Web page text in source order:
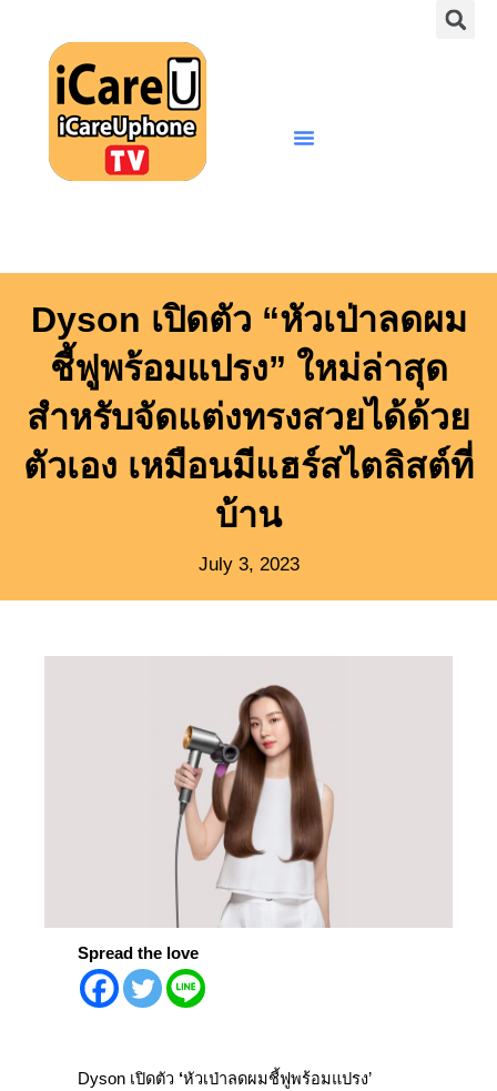
content
Dyson เปิดตัว “หัวเป่าลดผม
ชี้ฟูพร้อมแปรง” ใหม่ล่าสุด
สำหรับจัดแต่งทรงสวยได้ด้วย
ตัวเอง เหมือนมีแฮร์สไตลิสต์ที่
บ้าน
July 3, 2023
Spread the love
Dyson เปิดตัว ‘หัวเป่าลดผมชี้ฟูพร้อมแปรง’